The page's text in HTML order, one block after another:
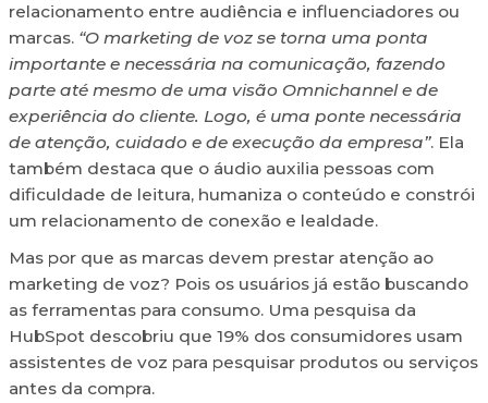
relacionamento entre audiência e influenciadores ou
marcas. “O marketing de voz se torna uma ponta
importante e necessária na comunicação, fazendo
parte até mesmo de uma visão Omnichannel e de
experiência do cliente. Logo, é uma ponte necessária
de atenção, cuidado e de execução da empresa”. Ela
também destaca que o áudio auxilia pessoas com
dificuldade de leitura, humaniza o conteúdo e constrói
um relacionamento de conexão e lealdade.
Mas por que as marcas devem prestar atenção ao
marketing de voz? Pois os usuários já estão buscando
as ferramentas para consumo. Uma pesquisa da
HubSpot descobriu que 19% dos consumidores usam
assistentes de voz para pesquisar produtos ou serviços
antes da compra.